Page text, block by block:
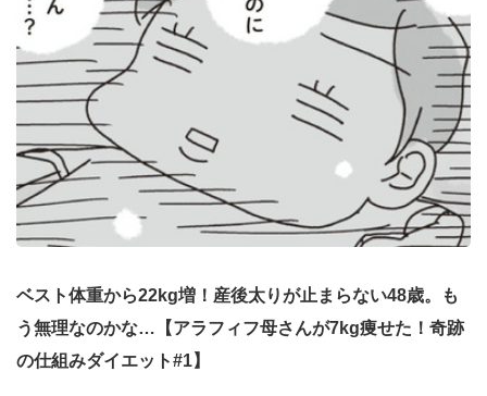
ベスト体重から22kg増！産後太りが止まらない48歳。も
う無理なのかな…【アラフィフ母さんが7kg痩せた！奇跡
の仕組みダイエット#1】